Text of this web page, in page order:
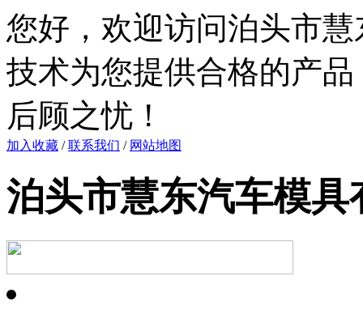
您好，欢迎访问泊头市
技术为您提供合格的产
后顾之忧！
加入收藏 /联系我们 / 网站地图
泊头市慧东汽车模具